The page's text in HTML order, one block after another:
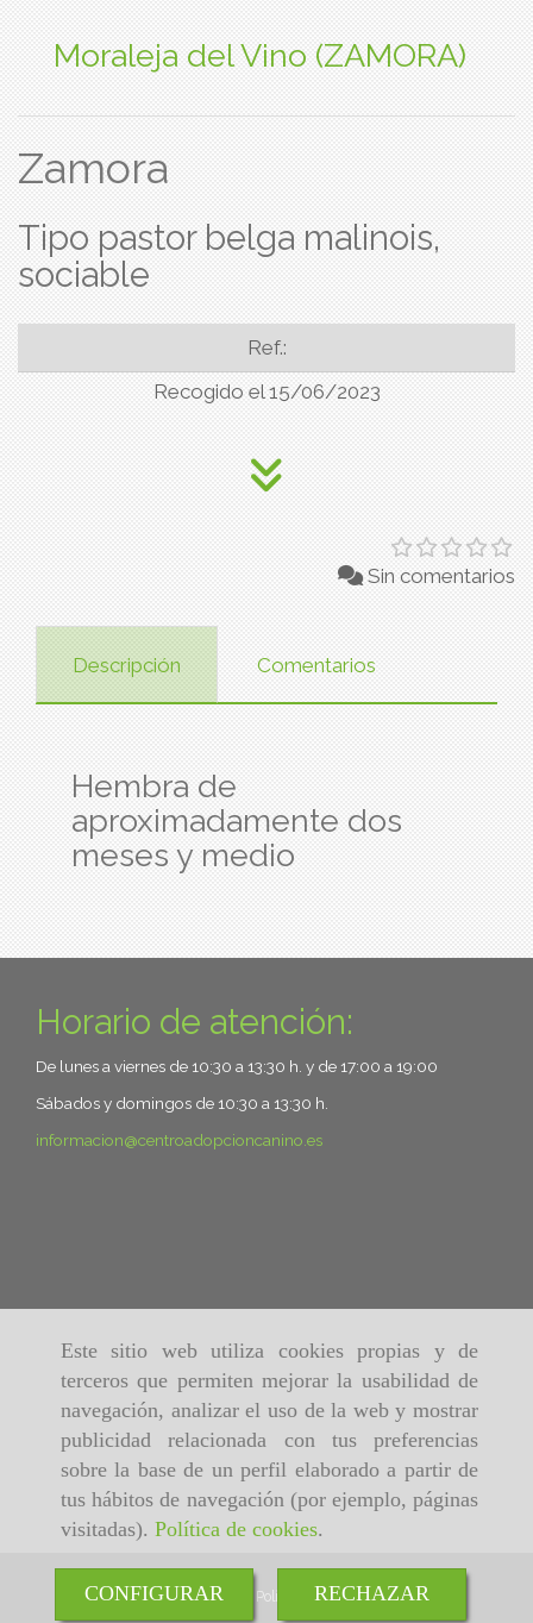
Este sitio web utiliza cookies propias y de
terceros que permiten mejorar la usabilidad de
navegación, analizar el uso de la web y mostrar
publicidad relacionada con tus preferencias
sobre la base de un perfil elaborado a partir de
tus hábitos de navegación (por ejemplo, páginas
visitadas). Política de cookies.
CONFIGURAR RECHAZAR
Moraleja del Vino (ZAMORA)
Zamora
Tipo pastor belga malinois,
sociable
Ref.:
Recogido el 15/06/2023
Sin comentarios
Descripción Comentarios
Hembra de
aproximadamente dos
meses y medio
Horario de atención:
De lunes a viernes de 10:30 a 13:30 h. y de 17:00 a 19:00
Sábados y domingos de 10:30 a 13:30 h.
informacion
centroadopcioncanino.es
Inicio Aviso Legal Política de cookies